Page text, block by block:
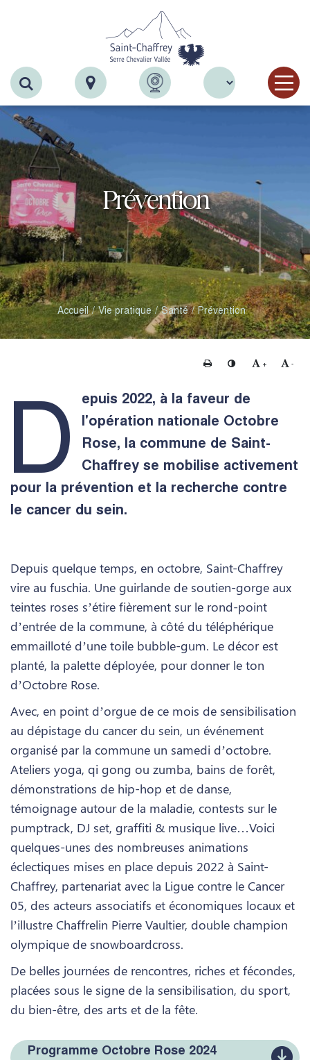
Recherche
Prévention
Accueil Vie pratique Santé Prévention
Imprimer Changer le contraste
+ Agrandir le
-
D
epuis 2022, à la faveur de
l'opération nationale Octobre
Rose, la commune de Saint-
Chaffrey se mobilise activement
pour la prévention et la recherche contre
le cancer du sein.
Depuis quelque temps, en octobre, Saint-Chaffrey
vire au fuschia. Une guirlande de soutien-gorge aux
teintes roses s’étire fièrement sur le rond-point
d’entrée de la commune, à côté du téléphérique
emmailloté d’une toile bubble-gum. Le décor est
planté, la palette déployée, pour donner le ton
d’Octobre Rose.
Avec, en point d’orgue de ce mois de sensibilisation
au dépistage du cancer du sein, un événement
organisé par la commune un samedi d’octobre.
Ateliers yoga, qi gong ou zumba, bains de forêt,
démonstrations de hip-hop et de danse,
témoignage autour de la maladie, contests sur le
pumptrack, DJ set, graffiti & musique live…Voici
quelques-unes des nombreuses animations
éclectiques mises en place depuis 2022 à Saint-
Chaffrey, partenariat avec la Ligue contre le Cancer
05, des acteurs associatifs et économiques locaux et
l’illustre Chaffrelin Pierre Vaultier, double champion
olympique de snowboardcross.
De belles journées de rencontres, riches et fécondes,
placées sous le signe de la sensibilisation, du sport,
du bien-être, des arts et de la fête.
Programme Octobre Rose 2024